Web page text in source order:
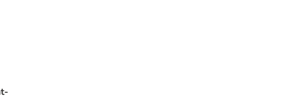
Based Tofu – Profumo di tè verde